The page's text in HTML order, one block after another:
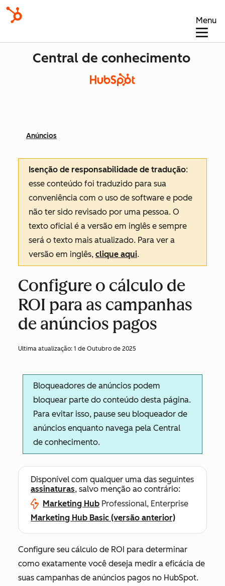
Menu
Central de conhecimento
Anúncios
Isenção de responsabilidade de tradução:
esse conteúdo foi traduzido para sua
conveniência com o uso de software e pode
não ter sido revisado por uma pessoa. O
texto oficial é a versão em inglês e sempre
será o texto mais atualizado. Para ver a
versão em inglês, clique aqui.
Configure o cálculo de
ROI para as campanhas
de anúncios pagos
Ultima atualização: 1 de Outubro de 2025
Bloqueadores de anúncios podem
bloquear parte do conteúdo desta página.
Para evitar isso, pause seu bloqueador de
anúncios enquanto navega pela Central
de conhecimento.
Disponível com qualquer uma das seguintes
assinaturas, salvo menção ao contrário:
Marketing Hub Professional, Enterprise
Marketing Hub Basic (versão anterior)
Configure seu cálculo de ROI para determinar
como exatamente você deseja medir a eficácia de
suas campanhas de anúncios pagos no HubSpot.